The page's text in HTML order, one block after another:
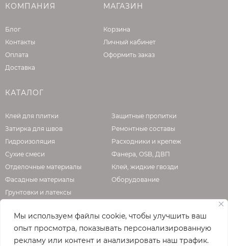
Мы используем файлы cookie, чтобы улучшить ваш
опыт просмотра, показывать персонализированную
рекламу или контент и анализировать наш трафик.
КОМПАНИЯ
Блог
Контакты
Оплата
Доставка
МАГАЗИН
Корзина
Личный кабинет
Оформить заказ
КАТАЛОГ
Клей для плитки
Затирка для швов
Гидроизоляция
Сухие смеси
Отделочные материалы
Фасадные материалы
Грунтовки и латексы
Защитные пропитки
Ремонтные составы
Расходники и крепеж
Фанера, OSB, ДВП
Клей, жидкие гвозди
Оборудование
О КОМПАНИИ